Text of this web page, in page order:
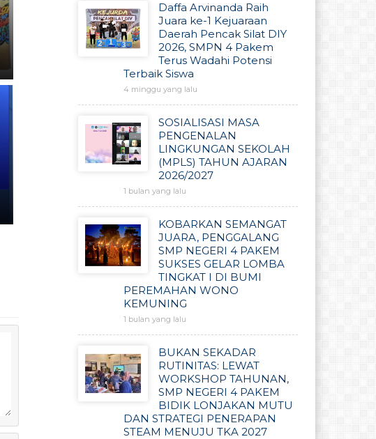
Daffa Arvinanda Raih
Juara ke-1 Kejuaraan
Daerah Pencak Silat DIY
2026, SMPN 4 Pakem
Terus Wadahi Potensi
Terbaik Siswa
4 minggu yang lalu
SOSIALISASI MASA
PENGENALAN
LINGKUNGAN SEKOLAH
(MPLS) TAHUN AJARAN
2026/2027
1 bulan yang lalu
KOBARKAN SEMANGAT
JUARA, PENGGALANG
SMP NEGERI 4 PAKEM
SUKSES GELAR LOMBA
TINGKAT I DI BUMI
PEREMAHAN WONO
KEMUNING
1 bulan yang lalu
BUKAN SEKADAR
RUTINITAS: LEWAT
WORKSHOP TAHUNAN,
SMP NEGERI 4 PAKEM
BIDIK LONJAKAN MUTU
DAN STRATEGI PENERAPAN
STEAM MENUJU TKA 2027